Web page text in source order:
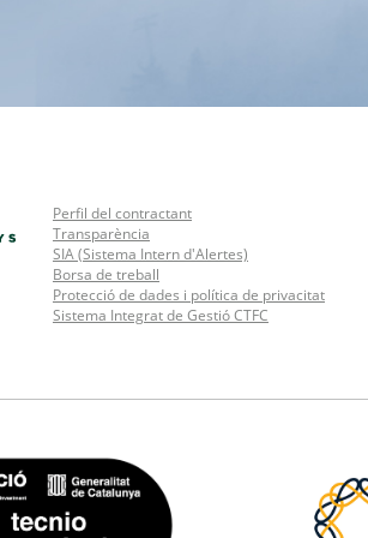
Perfil del contractant
Transparència
SIA (Sistema Intern d'Alertes)
Borsa de treball
Protecció de dades i política de privacitat
Sistema Integrat de Gestió CTFC